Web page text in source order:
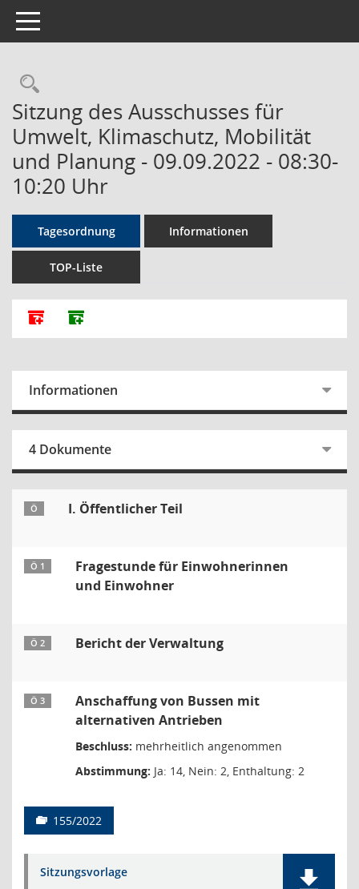
Toggle navigation
Rechercheauswahl
Sitzung des Ausschusses für
Umwelt, Klimaschutz, Mobilität
und Planung - 09.09.2022 - 08:30-
10:20 Uhr
Tagesordnung Informationen
TOP-Liste
Alle Dokumente zu dieser Sitzung zusammenfassen
Dokumente ohne Anlagen zusammenfassen
Informationen
4 Dokumente
Ö I. Öffentlicher Teil
Ö 1
Fragestunde für Einwohnerinnen
und Einwohner
Ö 2 Bericht der Verwaltung
Ö 3
Anschaffung von Bussen mit
alternativen Antrieben
Beschluss: mehrheitlich angenommen
Abstimmung: Ja: 14, Nein: 2, Enthaltung: 2
155/2022
Sitzungsvorlage